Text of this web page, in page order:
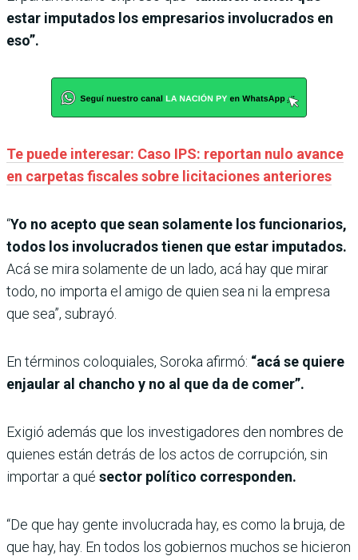
estar imputados los empresarios involucrados en
eso”.
Te puede interesar: Caso IPS: reportan nulo avance
en carpetas fiscales sobre licitaciones anteriores
“Yo no acepto que sean solamente los funcionarios,
todos los involucrados tienen que estar imputados.
Acá se mira solamente de un lado, acá hay que mirar
todo, no importa el amigo de quien sea ni la empresa
que sea”, subrayó.
En términos coloquiales, Soroka afirmó: “acá se quiere
enjaular al chancho y no al que da de comer”.
Exigió además que los investigadores den nombres de
quienes están detrás de los actos de corrupción, sin
importar a qué sector político corresponden.
“De que hay gente involucrada hay, es como la bruja, de
que hay, hay. En todos los gobiernos muchos se hicieron